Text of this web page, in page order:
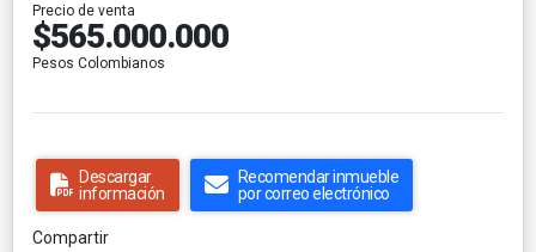
Precio de venta
$565.000.000
Pesos Colombianos
Descargar
información
Recomendar inmueble
por correo electrónico
Compartir